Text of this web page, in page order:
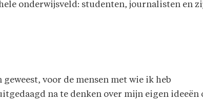
onderwijsveld: studenten, journalisten en
voor de mensen met wie ik heb
na te denken over mijn eigen ideeën